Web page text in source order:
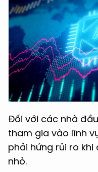
Đối với các nhà
tham gia vào lĩnh
phải hứng rủi ro
nhỏ.